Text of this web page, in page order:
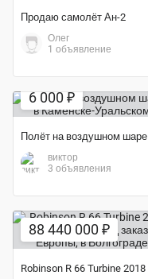
Продаю самолёт Ан-2
Олег
1 объявление
6 000 ₽
Полёт на воздушном шаре
виктор
3 объявления
88 440 000 ₽